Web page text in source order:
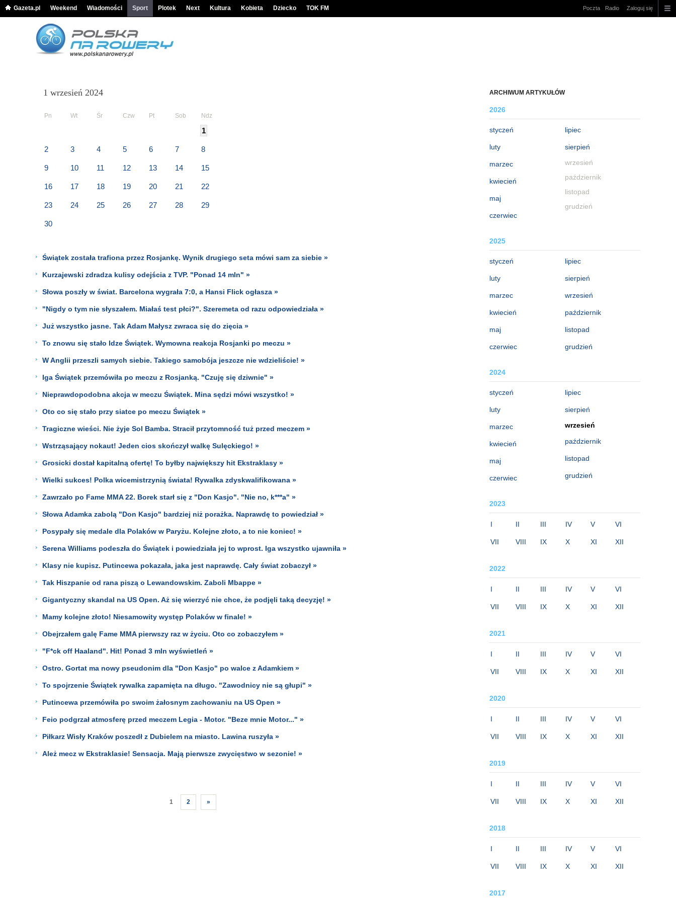
Gazeta.pl Weekend Wiadomości Sport Plotek Next Kultura Kobieta Dziecko TOK FM Poczta Radio Zaloguj się
ARCHIWUM ARTYKUŁÓW
2026
styczeń
luty
marzec
kwiecień
maj
czerwiec
lipiec
sierpień
wrzesień
październik
listopad
grudzień
2025
styczeń
luty
marzec
kwiecień
maj
czerwiec
lipiec
sierpień
wrzesień
październik
listopad
grudzień
2024
styczeń
luty
marzec
kwiecień
maj
czerwiec
lipiec
sierpień
wrzesień
październik
listopad
grudzień
2023
I II III IV V VI
VII VIII IX X XI XII
2022
I II III IV V VI
VII VIII IX X XI XII
2021
I II III IV V VI
VII VIII IX X XI XII
2020
I II III IV V VI
VII VIII IX X XI XII
2019
I II III IV V VI
VII VIII IX X XI XII
2018
I II III IV V VI
VII VIII IX X XI XII
2017
1 wrzesień 2024
Pn Wt Śr Czw Pt Sob Ndz
1
2 3 4 5 6 7 8
9 10 11 12 13 14 15
16 17 18 19 20 21 22
23 24 25 26 27 28 29
30
Świątek została trafiona przez Rosjankę. Wynik drugiego seta mówi sam za siebie »
Kurzajewski zdradza kulisy odejścia z TVP. "Ponad 14 mln" »
Słowa poszły w świat. Barcelona wygrała 7:0, a Hansi Flick ogłasza »
"Nigdy o tym nie słyszałem. Miałaś test płci?". Szeremeta od razu odpowiedziała »
Już wszystko jasne. Tak Adam Małysz zwraca się do zięcia »
To znowu się stało Idze Świątek. Wymowna reakcja Rosjanki po meczu »
W Anglii przeszli samych siebie. Takiego samobója jeszcze nie wdzieliście! »
Iga Świątek przemówiła po meczu z Rosjanką. "Czuję się dziwnie" »
Nieprawdopodobna akcja w meczu Świątek. Mina sędzi mówi wszystko! »
Oto co się stało przy siatce po meczu Świątek »
Tragiczne wieści. Nie żyje Sol Bamba. Stracił przytomność tuż przed meczem »
Wstrząsający nokaut! Jeden cios skończył walkę Sulęckiego! »
Grosicki dostał kapitalną ofertę! To byłby największy hit Ekstraklasy »
Wielki sukces! Polka wicemistrzynią świata! Rywalka zdyskwalifikowana »
Zawrzało po Fame MMA 22. Borek starł się z "Don Kasjo". "Nie no, k***a" »
Słowa Adamka zabolą "Don Kasjo" bardziej niż porażka. Naprawdę to powiedział »
Posypały się medale dla Polaków w Paryżu. Kolejne złoto, a to nie koniec! »
Serena Williams podeszła do Świątek i powiedziała jej to wprost. Iga wszystko ujawniła »
Klasy nie kupisz. Putincewa pokazała, jaka jest naprawdę. Cały świat zobaczył »
Tak Hiszpanie od rana piszą o Lewandowskim. Zaboli Mbappe »
Gigantyczny skandal na US Open. Aż się wierzyć nie chce, że podjęli taką decyzję! »
Mamy kolejne złoto! Niesamowity występ Polaków w finale! »
Obejrzałem galę Fame MMA pierwszy raz w życiu. Oto co zobaczyłem »
"F*ck off Haaland". Hit! Ponad 3 mln wyświetleń »
Ostro. Gortat ma nowy pseudonim dla "Don Kasjo" po walce z Adamkiem »
To spojrzenie Świątek rywalka zapamięta na długo. "Zawodnicy nie są głupi" »
Putincewa przemówiła po swoim żałosnym zachowaniu na US Open »
Feio podgrzał atmosferę przed meczem Legia - Motor. "Beze mnie Motor..." »
Piłkarz Wisły Kraków poszedł z Dubielem na miasto. Lawina ruszyła »
Ależ mecz w Ekstraklasie! Sensacja. Mają pierwsze zwycięstwo w sezonie! »
1 2 »